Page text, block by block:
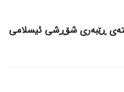
ڕێبه‌ری شۆڕشی ئیسلامی